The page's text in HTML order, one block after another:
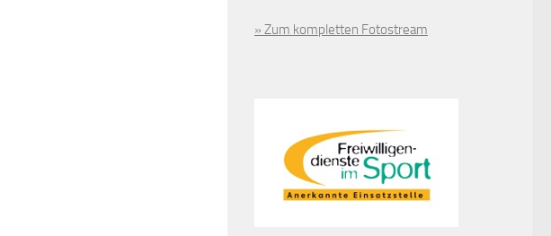
» Zum kompletten Fotostream